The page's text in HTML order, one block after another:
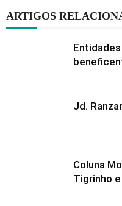
ARTIGOS
Jd.
Coluna
Tigrinho